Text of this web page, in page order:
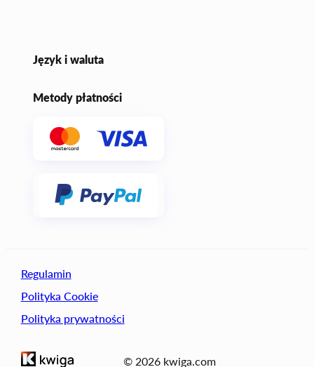
Język i waluta
Metody płatności
© 2026 kwiga.com
Regulamin
Polityka Cookie
Polityka prywatności